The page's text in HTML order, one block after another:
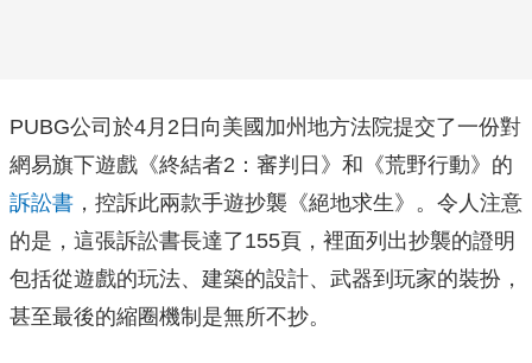
PUBG公司於4月2日向美國加州地方法院提交了一份對
網易旗下遊戲《終結者2：審判日》和《荒野行動》的
訴訟書 ，控訴此兩款手遊抄襲《絕地求生》。令人注意
的是，這張訴訟書長達了155頁，裡面列出抄襲的證明
包括從遊戲的玩法、建築的設計、武器到玩家的裝扮，
甚至最後的縮圈機制是無所不抄。